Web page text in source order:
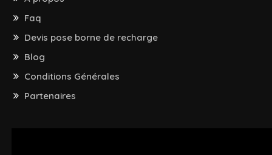
Faq
Devis pose borne de recharge
Blog
Conditions Générales
Partenaires